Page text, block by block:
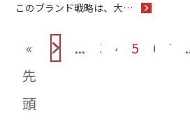
このブランド戦略は、大…
«
先
頭
« ... 3 4 5 6 7